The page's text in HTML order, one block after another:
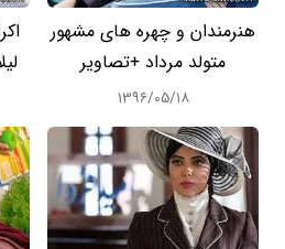
هنرمندان و چهره های مشهور
متولد مرداد +تصاویر
۱۳۹۶/۰۵/۱۸